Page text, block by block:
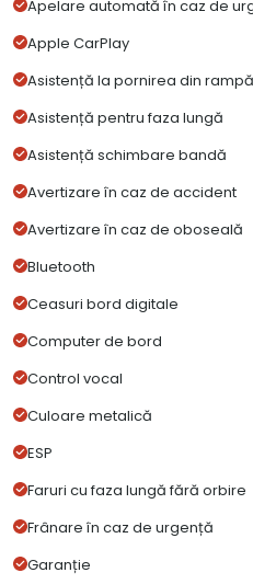
Apelare automată în caz de
Apple CarPlay
Asistență la pornirea din rampă
Asistență pentru faza lungă
Asistență schimbare bandă
Avertizare în caz de accident
Avertizare în caz de oboseală
Bluetooth
Ceasuri bord digitale
Computer de bord
Control vocal
Culoare metalică
ESP
Faruri cu faza lungă fără orbire
Frânare în caz de urgență
Garanție